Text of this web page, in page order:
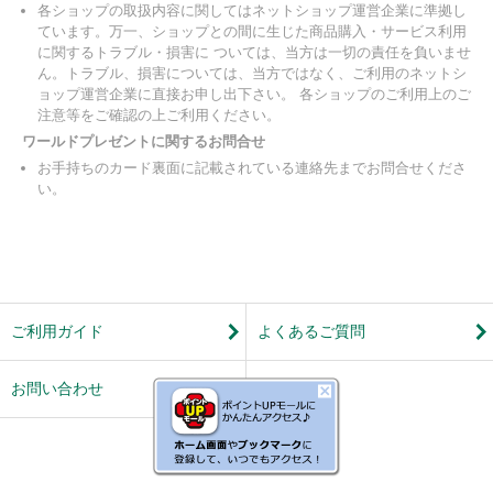
各ショップの取扱内容に関してはネットショップ運営企業に準拠し
ています。万一、ショップとの間に生じた商品購入・サービス利用
に関するトラブル・損害に ついては、当方は一切の責任を負いませ
ん。トラブル、損害については、当方ではなく、ご利用のネットシ
ョップ運営企業に直接お申し出下さい。 各ショップのご利用上のご
注意等をご確認の上ご利用ください。
ワールドプレゼントに関するお問合せ
お手持ちのカード裏面に記載されている連絡先までお問合せくださ
い。
ご利用ガイド よくあるご質問
お問い合わせ